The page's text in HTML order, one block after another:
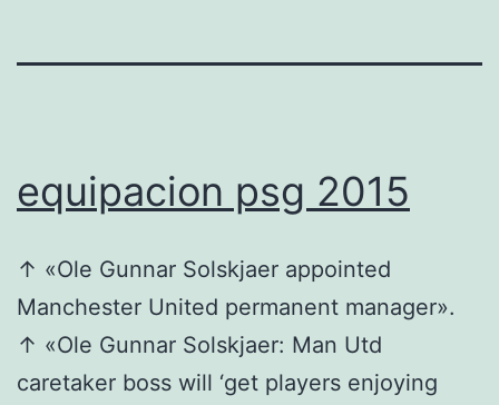
equipacion psg 2015
↑ «Ole Gunnar Solskjaer appointed
Manchester United permanent manager».
↑ «Ole Gunnar Solskjaer: Man Utd
caretaker boss will ‘get players enjoying